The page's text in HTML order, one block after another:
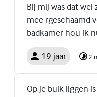
Bij mij was dat
mee rgeschaamd
badkamer hou ik
19 jaar 2
Op je buik liggen